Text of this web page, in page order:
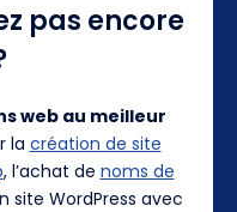
pas encore
web au meilleur
la création de site
, l’achat de noms de
site WordPress avec